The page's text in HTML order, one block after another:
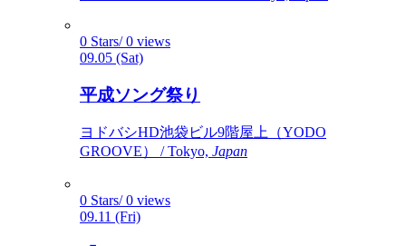
0 Stars/ 0 views
09.05 (Sat)
平成ソング祭り
ヨドバシHD池袋ビル9階屋上（YODO
GROOVE） / Tokyo, Japan
0 Stars/ 0 views
09.11 (Fri)